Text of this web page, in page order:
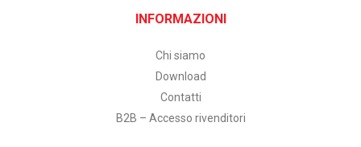
INFORMAZIONI
Chi siamo
Download
Contatti
B2B – Accesso rivenditori